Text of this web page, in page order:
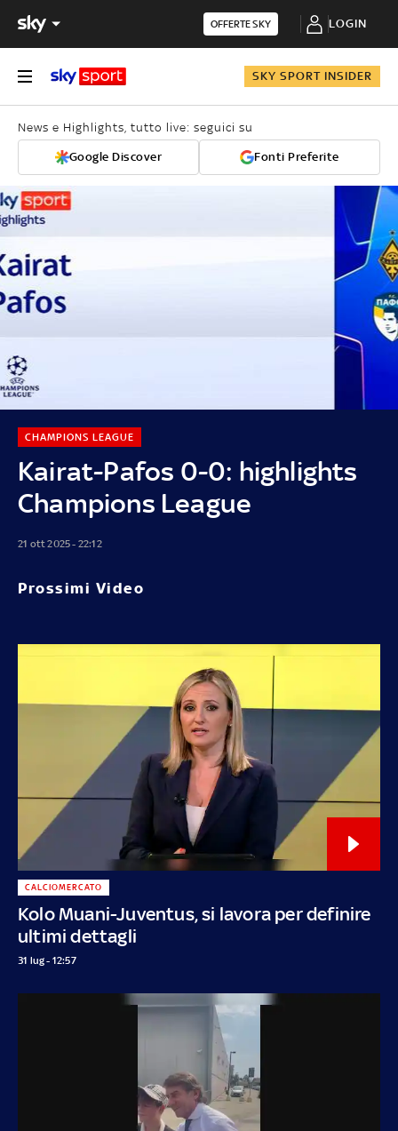
OFFERTE SKY LOGIN
SKY SPORT INSIDER
News e Highlights, tutto live: seguici su
Google Discover Fonti Preferite
Kairat-Pafos 0-0: highlights
Champions League
CHAMPIONS LEAGUE
21 ott 2025 - 22:12
Prossimi Video
Kolo Muani-Juventus, si lavora per definire
ultimi dettagli
CALCIOMERCATO
31 lug - 12:57